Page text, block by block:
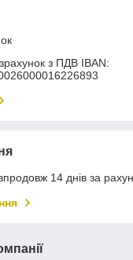
з ПДВ IBAN:
14 днів за